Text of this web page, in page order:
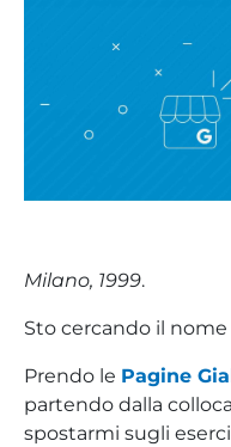
Milano, 1999.
Sto cercando il
Prendo le Pagine
partendo dalla
spostarmi sugli